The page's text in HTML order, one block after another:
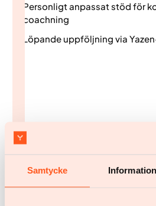
Samtycke Information
Personligt anpassat stöd för
coachning
Löpande uppföljning via
Så här kan du